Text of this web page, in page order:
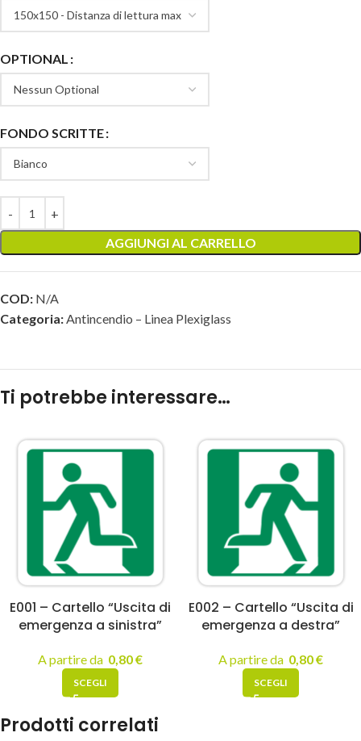
OPTIONAL
FONDO SCRITTE
AGGIUNGI AL CARRELLO
COD: N/A
Categoria:Antincendio – Linea Plexiglass
Ti potrebbe interessare…
E001 – Cartello “Uscita di
emergenza a sinistra”
A partire da 0,80€
SCEGLI
E002 – Cartello “Uscita di
emergenza a destra”
A partire da 0,80€
SCEGLI
Prodotti correlati